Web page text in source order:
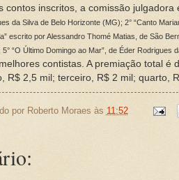
contos inscritos, a comissão julgadora
da Silva de Belo Horizonte (MG); 2° “Canto
escrito por Alessandro Thomé Matias, de São
“O Último Domingo ao Mar”, de Éder Rodrigues
contistas. A premiação total é
R$ 2,5 mil; terceiro, R$ 2 mil; quarto,
por Roberto Moraes às 11:52